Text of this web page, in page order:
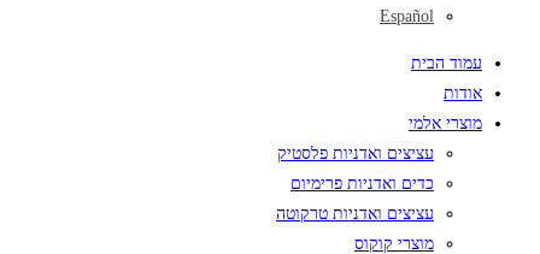
Español
עמוד הבית
אודות
מוצרי אלמי
עציצים ואדניות פלסטיק
כדים ואדניות פרימיום
עציצים ואדניות טרקוטה
מוצרי קוקוס